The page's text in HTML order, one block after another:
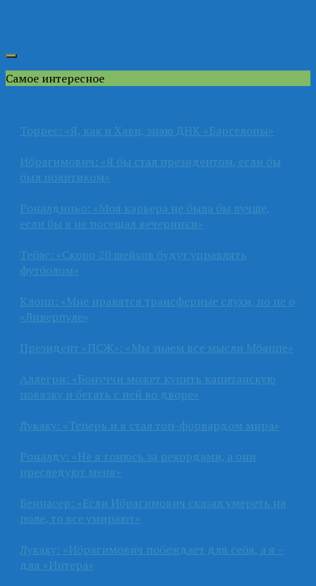
Самое интересное
Торрес: «Я, как и Хави, знаю ДНК «Барселоны»
Ибрагимович: «Я бы стал президентом, если бы
был политиком»
Роналдиньо: «Моя карьера не была бы лучше,
если бы я не посещал вечеринки»
Тебас: «Скоро 20 шейхов будут управлять
футболом»
Клопп: «Мне нравятся трансферные слухи, но не о
«Ливерпуле»
Президент «ПСЖ»: «Мы знаем все мысли Мбаппе»
Аллегри: «Бонуччи может купить капитанскую
повязку и бегать с ней во дворе»
Лукаку: «Теперь и я стал топ-форвардом мира»
Роналду: «Не я гонюсь за рекордами, а они
преследуют меня»
Беннасер: «Если Ибрагимович сказал умереть на
поле, то все умирают»
Лукаку: «Ибрагимович побеждает для себя, а я –
для «Интера»